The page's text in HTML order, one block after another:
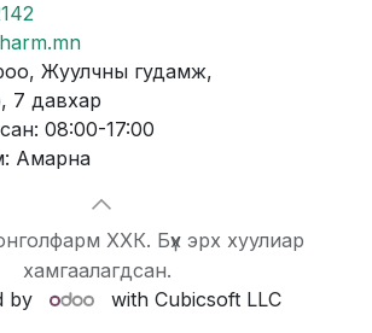
Жуулчны гудамж,
давхар
08:00-17:00
Амарна
ХХК. Бүх эрх хуулиар
хамгаалагдсан.
by
with Cubicsoft LLC